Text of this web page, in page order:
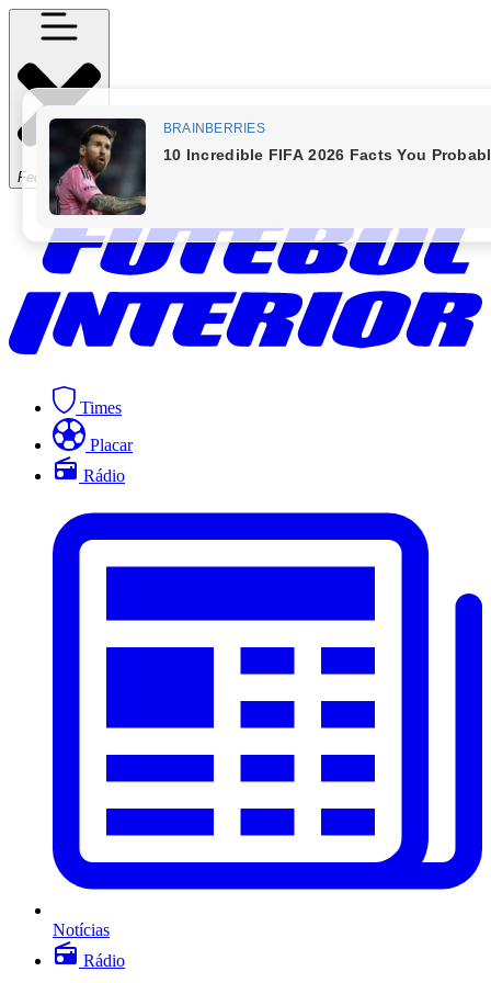
Fechar Menu
Times
Placar
Rádio
Notícias
Rádio